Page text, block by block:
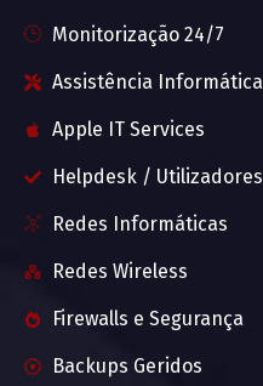
Monitorização 24/7
Assistência Informática
Apple IT Services
Helpdesk / Utilizadores
Redes Informáticas
Redes Wireless
Firewalls e Segurança
Backups Geridos